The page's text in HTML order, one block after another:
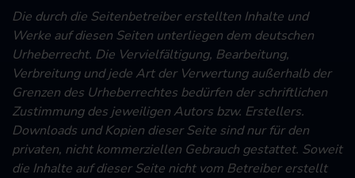
Die durch die Seitenbetreiber erstellten Inhalte und
Werke auf diesen Seiten unterliegen dem deutschen
Urheberrecht. Die Vervielfältigung, Bearbeitung,
Verbreitung und jede Art der Verwertung außerhalb der
Grenzen des Urheberrechtes bedürfen der schriftlichen
Zustimmung des jeweiligen Autors bzw. Erstellers.
Downloads und Kopien dieser Seite sind nur für den
privaten, nicht kommerziellen Gebrauch gestattet. Soweit
die Inhalte auf dieser Seite nicht vom Betreiber erstellt